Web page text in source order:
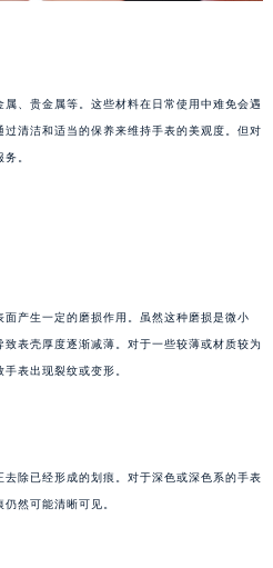
、贵金属等。这些材料在日常使用中难免会遇
清洁和适当的保养来维持手表的美观度。但对
。
产生一定的磨损作用。虽然这种磨损是微小
表壳厚度逐渐减薄。对于一些较薄或材质较为
表出现裂纹或变形。
除已经形成的划痕。对于深色或深色系的手表
然可能清晰可见。